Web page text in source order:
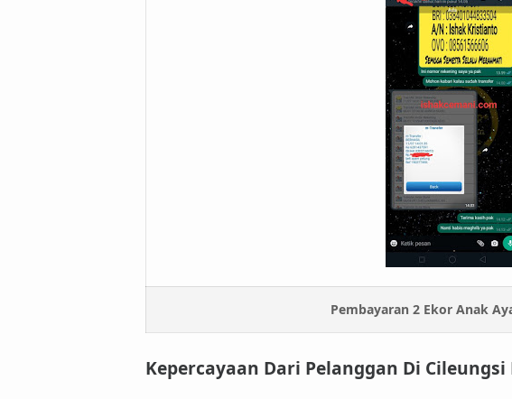
Pembayaran 2 Ekor Anak
Kepercayaan Dari Pelanggan Di Cileungsi